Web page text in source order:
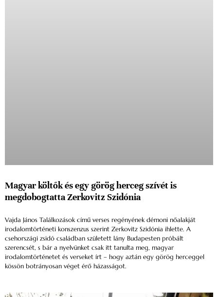
Magyar költők és egy görög herceg szívét is
megdobogtatta Zerkovitz Szidónia
Vajda János Találkozások című verses regényének démoni nőalakját
irodalomtörténeti konszenzus szerint Zerkovitz Szidónia ihlette. A
csehországi zsidó családban született lány Budapesten próbált
szerencsét, s bár a nyelvünket csak itt tanulta meg, magyar
irodalomtörténetet és verseket írt – hogy aztán egy görög herceggel
kössön botrányosan véget érő házasságot.